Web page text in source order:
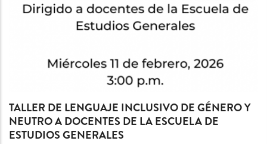
TALLER DE LENGUAJE INCLUSIVO DE GÉNERO Y
NEUTRO A DOCENTES DE LA ESCUELA DE
ESTUDIOS GENERALES